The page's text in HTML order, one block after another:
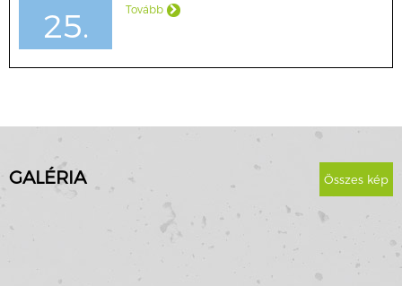
25.
Tovább
GALÉRIA Összes kép